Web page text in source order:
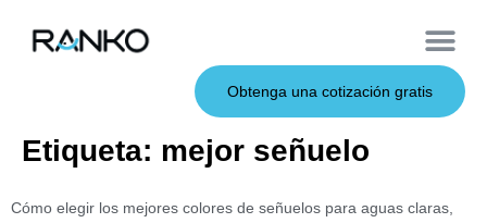
Obtenga una cotización gratis
Etiqueta: mejor señuelo
Cómo elegir los mejores colores de señuelos para aguas claras,